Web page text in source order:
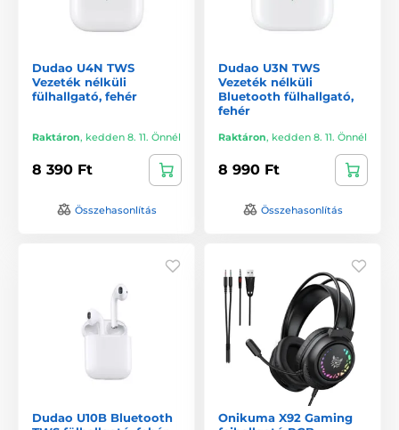
Dudao U4N TWS
Vezeték nélküli
fülhallgató, fehér
Raktáron, kedden 8. 11. Önnél
8 390 Ft
Összehasonlítás
Dudao U3N TWS
Vezeték nélküli
Bluetooth fülhallgató,
fehér
Raktáron, kedden 8. 11. Önnél
8 990 Ft
Összehasonlítás
Dudao U10B Bluetooth
Onikuma X92 Gaming